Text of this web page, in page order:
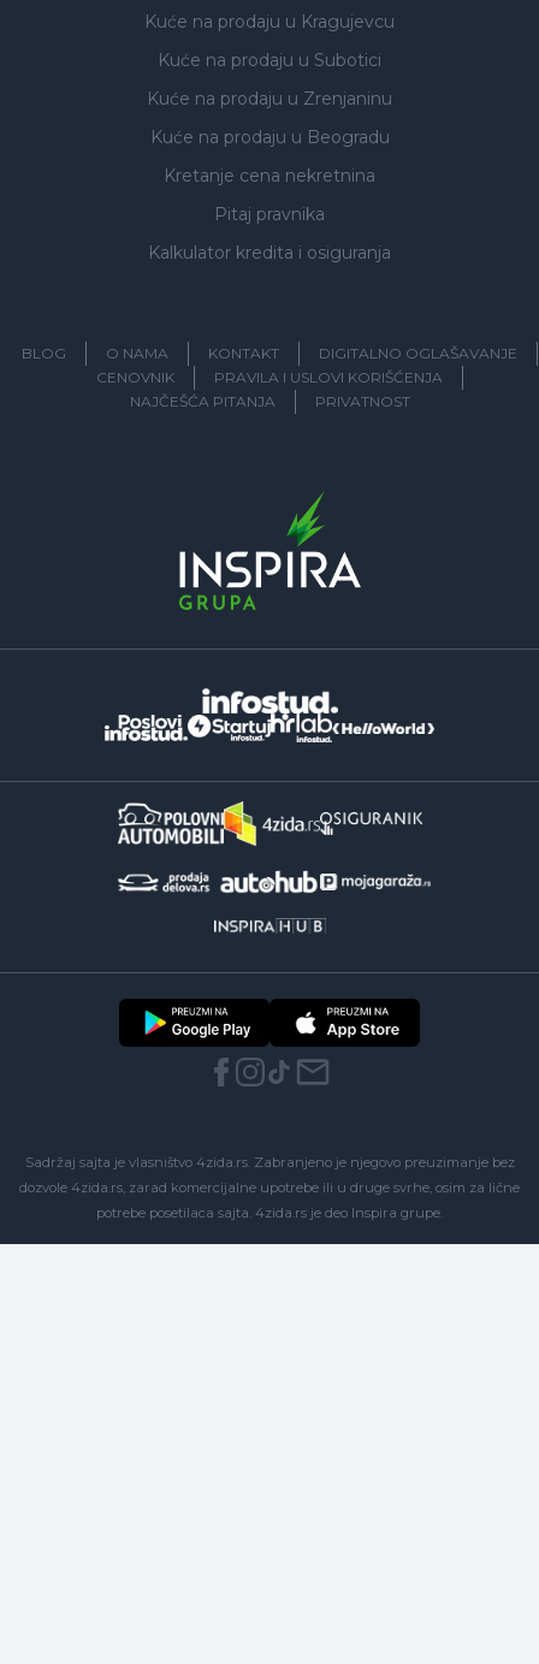
Kuće na prodaju u Kragujevcu
Kuće na prodaju u Subotici
Kuće na prodaju u Zrenjaninu
Kuće na prodaju u Beogradu
Kretanje cena nekretnina
Pitaj pravnika
Kalkulator kredita i osiguranja
BLOG O NAMA KONTAKT
DIGITALNO OGLAŠAVANJE
CENOVNIK
PRAVILA I USLOVI KORIŠĆENJA
NAJČEŠĆA PITANJA
PRIVATNOST
Sadržaj sajta je vlasništvo 4zida.rs. Zabranjeno je njegovo preuzimanje bez
dozvole 4zida.rs, zarad komercijalne upotrebe ili u druge svrhe, osim za lične
potrebe posetilaca sajta. 4zida.rs je deo Inspira grupe.